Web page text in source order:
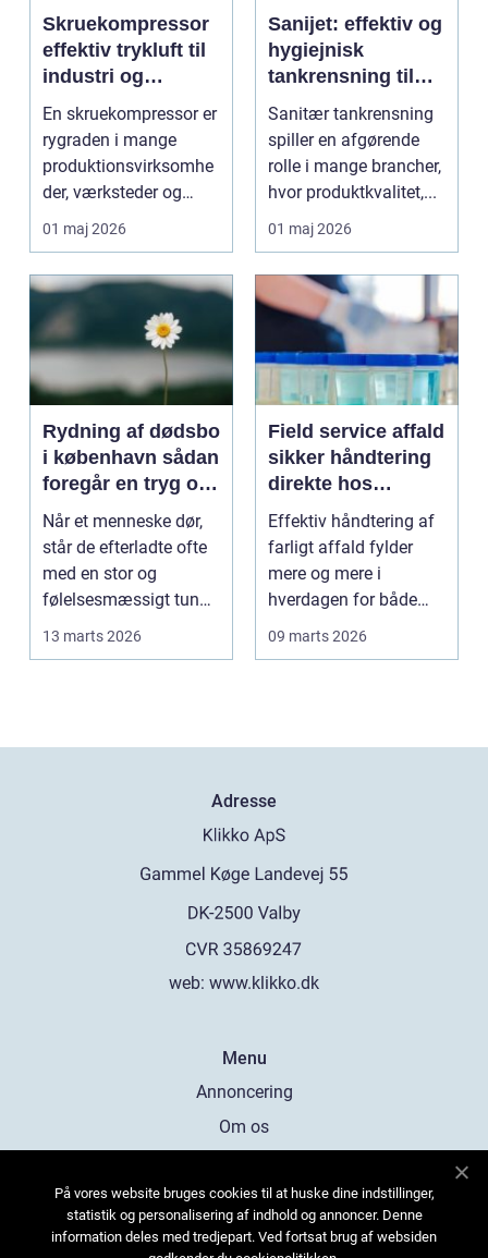
Skruekompressor
effektiv trykluft til
industri og
værksted
En skruekompressor er
rygraden i mange
produktionsvirksomhe
der, værksteder og
autohuse. Den leverer
01 maj 2026
Sanijet: effektiv og
hygiejnisk
tankrensning til
krævende
industrier
Sanitær tankrensning
spiller en afgørende
rolle i mange brancher,
hvor produktkvalitet,...
01 maj 2026
Rydning af dødsbo
i københavn sådan
foregår en tryg og
effektiv proces
Når et menneske dør,
står de efterladte ofte
med en stor og
følelsesmæssigt tung
opgave: at få rydde...
13 marts 2026
Field service affald
sikker håndtering
direkte hos
virksomheden
Effektiv håndtering af
farligt affald fylder
mere og mere i
hverdagen for både
produktionsvirksomhe
09 marts 2026
Adresse
web: www.klikko.dk
Menu
Annoncering
Om os
Kontakt os
Sitemap
På vores website bruges cookies til at huske dine indstillinger,
statistik og personalisering af indhold og annoncer. Denne
information deles med tredjepart. Ved fortsat brug af websiden